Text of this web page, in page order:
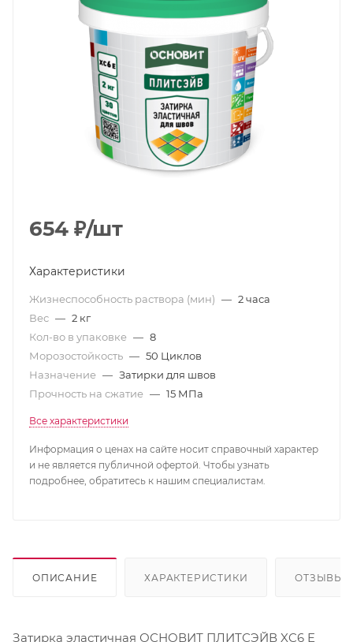
654 ₽/шт
Характеристики
Жизнеспособность раствора (мин) — 2 часа
Вес — 2 кг
Кол-во в упаковке — 8
Морозостойкость — 50 Циклов
Назначение — Затирки для швов
Прочность на сжатие — 15 МПа
Все характеристики
Информация о ценах на сайте носит справочный характер
и не является публичной офертой. Чтобы узнать
подробнее, обратитесь к нашим специалистам.
ОПИСАНИЕ ХАРАКТЕРИСТИКИ ОТЗЫВЫ
Затирка эластичная ОСНОВИТ ПЛИТСЭЙВ XC6 E